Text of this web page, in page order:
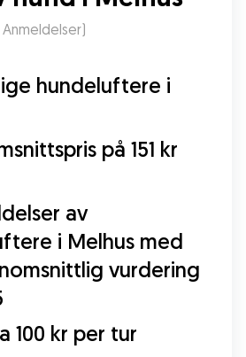
Anmeldelser)
hundeluftere i
på 151 kr
av
i Melhus med
vurdering
100 kr per tur